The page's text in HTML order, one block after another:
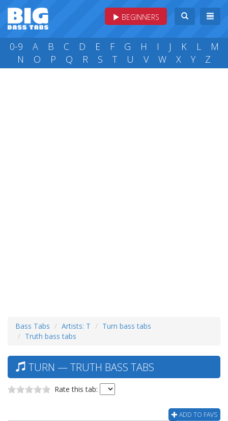
BEGINNERS
0-9 A B C D E F G H I J K L
M
N
O P Q R S T U V W X Y Z
Bass Tabs Artists: T
Turn bass tabs
Truth bass tabs
TURN — TRUTH BASS TABS
Rate this tab:
ADD TO FAVS